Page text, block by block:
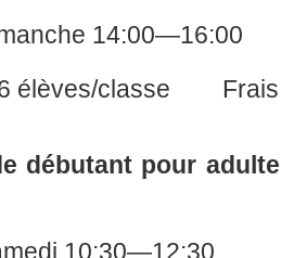
14:00—16:00
élèves/classe Frais
débutant pour adulte
10:30—12:30